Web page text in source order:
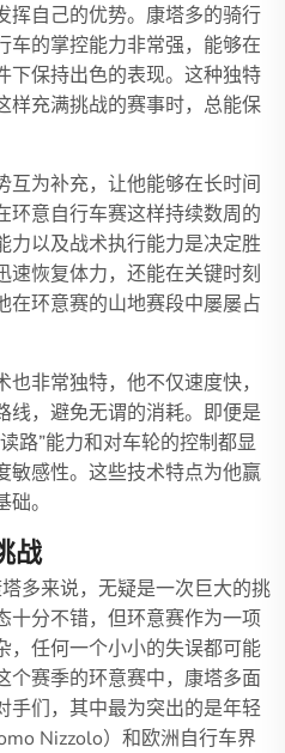
挥自己的优势。康塔多的骑行
车的掌控能力非常强，能够在
下保持出色的表现。这种独特
样充满挑战的赛事时，总能保
互为补充，让他能够在长时间
环意自行车赛这样持续数周的
力以及战术执行能力是决定胜
恢复体力，还能在关键时刻
在环意赛的山地赛段中屡屡占
非常独特，他不仅速度快，
线，避免无谓的消耗。即便是
路”能力和对车轮的控制都显
敏感性。这些技术特点为他赢
。
战
多来说，无疑是一次巨大的挑
十分不错，但环意赛作为一项
，任何一个小小的失误都可能
个赛季的环意赛中，康塔多面
手们，其中最为突出的是年轻
Nizzolo）和欧洲自行车界